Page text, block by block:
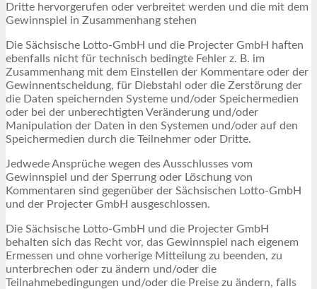
Dritte hervorgerufen oder verbreitet werden und die mit dem
Gewinnspiel in Zusammenhang stehen
Die Sächsische Lotto-GmbH und die Projecter GmbH haften
ebenfalls nicht für technisch bedingte Fehler z. B. im
Zusammenhang mit dem Einstellen der Kommentare oder der
Gewinnentscheidung, für Diebstahl oder die Zerstörung der
die Daten speichernden Systeme und/oder Speichermedien
oder bei der unberechtigten Veränderung und/oder
Manipulation der Daten in den Systemen und/oder auf den
Speichermedien durch die Teilnehmer oder Dritte.
Jedwede Ansprüche wegen des Ausschlusses vom
Gewinnspiel und der Sperrung oder Löschung von
Kommentaren sind gegenüber der Sächsischen Lotto-GmbH
und der Projecter GmbH ausgeschlossen.
Die Sächsische Lotto-GmbH und die Projecter GmbH
behalten sich das Recht vor, das Gewinnspiel nach eigenem
Ermessen und ohne vorherige Mitteilung zu beenden, zu
unterbrechen oder zu ändern und/oder die
Teilnahmebedingungen und/oder die Preise zu ändern, falls